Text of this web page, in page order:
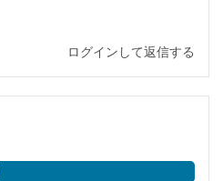
ログインして返信する